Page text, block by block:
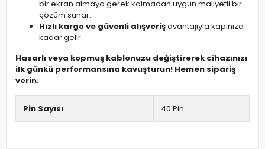
bir ekran almaya gerek kalmadan uygun maliyetli bir
çözüm sunar.
Hızlı kargo ve güvenli alışverişavantajıyla kapınıza
kadar gelir.
Hasarlı veya kopmuş kablonuzu değiştirerek cihazınızı
ilk günkü performansına kavuşturun! Hemen sipariş
verin.
Pin Sayısı 40 Pin